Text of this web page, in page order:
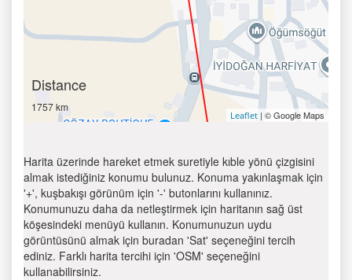
Distance
1757 km
Leaflet | © Google Maps
Harita üzerinde hareket etmek suretiyle kıble yönü çizgisini
almak istediğiniz konumu bulunuz. Konuma yakınlaşmak için
'+', kuşbakışı görünüm için '-' butonlarını kullanınız.
Konumunuzu daha da netleştirmek için haritanın sağ üst
köşesindeki menüyü kullanın. Konumunuzun uydu
görüntüsünü almak için buradan 'Sat' seçeneğini tercih
ediniz. Farklı harita tercihi için 'OSM' seçeneğini
kullanabilirsiniz.